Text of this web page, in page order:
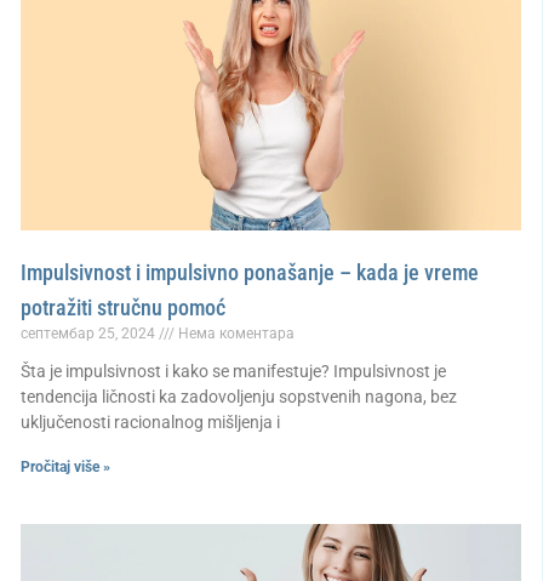
Impulsivnost i impulsivno ponašanje – kada je vreme
potražiti stručnu pomoć
септембар 25, 2024 Нема коментара
Šta je impulsivnost i kako se manifestuje? Impulsivnost je
tendencija ličnosti ka zadovoljenju sopstvenih nagona, bez
uključenosti racionalnog mišljenja i
Pročitaj više »